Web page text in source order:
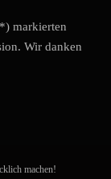
markierten
Wir danken
machen!